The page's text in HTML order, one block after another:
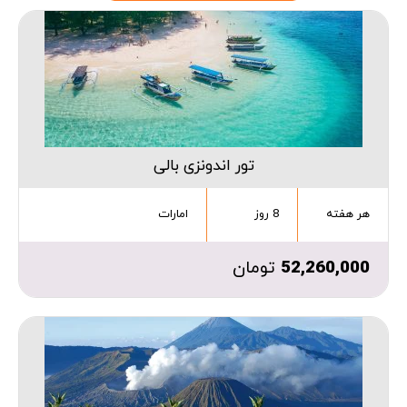
تور اندونزی بالی
هر هفته 8 روز امارات
52,260,000 تومان